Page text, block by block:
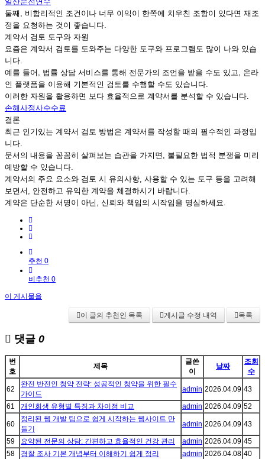
둘째, 비합리적인 조건이나 너무 이익이 한쪽에 치우친 조항이 있다면 재조
정을 요청하는 것이 좋습니다.
계약서 검토 도구와 자원
요즘은 계약서 검토를 도와주는 다양한 도구와 프로그램도 많이 나와 있습
니다.
예를 들어, 법률 상담 서비스를 통해 전문가의 조언을 받을 수도 있고, 온라
인 플랫폼을 이용해 기본적인 검토를 수행할 수도 있습니다.
이러한 자원을 활용하면 보다 효율적으로 계약서를 분석할 수 있습니다.
손해사정사수수료
결론
최근 인기있는 계약서 검토 방법은 계약서를 작성할 때의 필수적인 과정입
니다.
문서의 내용을 꼼꼼히 살펴보는 습관을 가지면, 불필요한 법적 분쟁을 미리
예방할 수 있습니다.
계약서의 주요 요소와 검토 시 유의사항, 사용할 수 있는 도구 등을 고려해
보면서, 안전하고 유익한 계약을 체결하시기 바랍니다.
계약은 단순한 서명이 아닌, 신뢰와 책임의 시작임을 명심하세요.
추천 0
비추천 0
이 게시물을
이 글의 추천인 목록 게시글 수정 내역 목록
댓글 0
번
호
제목
글쓴
이
날짜
조회
수
62
완전 반전인 청약 전략: 성공적인 청약을 위한 필수
가이드
admin 2026.04.09 43
61 개인회생 유형별 특징과 차이점 비교 admin 2026.04.09 52
60
정리된 웹 개발 팁으로 쉽게 시작하는 웹사이트 만
들기
admin 2026.04.09 43
59 요약된 전문의 상담: 간편하고 효율적인 건강 관리 admin 2026.04.09 45
58
경찰 조사 기본 개념부터 이해하기 쉽게 정리 admin 2026.04.08 40